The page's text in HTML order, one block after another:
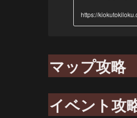
https://
マップ攻略
イベント攻